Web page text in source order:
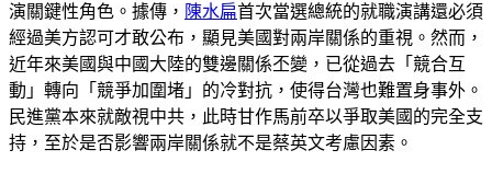
演關鍵性角色。據傳， 陳水扁首次當選總統的就職演講還必須
經過美方認可才敢公布，顯見美國對兩岸關係的重視。然而，
近年來美國與中國大陸的雙邊關係丕變，已從過去「競合互
動」轉向「競爭加圍堵」的冷對抗，使得台灣也難置身事外。
民進黨本來就敵視中共，此時甘作馬前卒以爭取美國的完全支
持，至於是否影響兩岸關係就不是蔡英文考慮因素。